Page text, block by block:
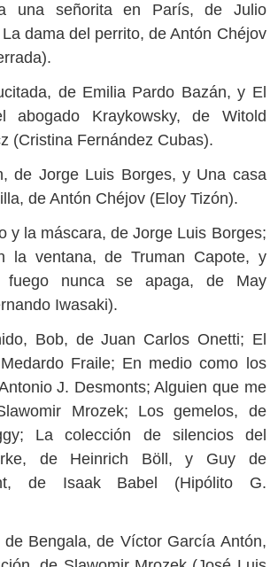
una señorita en París, de Julio
dama del perrito, de Antón Chéjov
de Emilia Pardo Bazán, y El
abogado Kraykowsky, de Witold
(Cristina Fernández Cubas).
de Jorge Luis Borges, y Una casa
de Antón Chéjov (Eloy Tizón).
y la máscara, de Jorge Luis Borges;
la ventana, de Truman Capote, y
fuego nunca se apaga, de May
Iwasaki).
Bob, de Juan Carlos Onetti; El
Fraile; En medio como los
J. Desmonts; Alguien que me
Mrozek; Los gemelos, de
La colección de silencios del
de Heinrich Böll, y Guy de
de Isaak Babel (Hipólito G.
Bengala, de Víctor García Antón,